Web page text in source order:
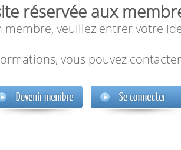
réservée aux
membre, veuillez entrer votre
vous pouvez